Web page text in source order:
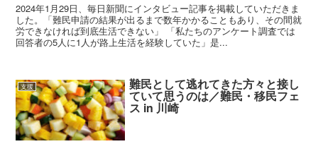
2024年1月29日、毎日新聞にインタビュー記事を掲載していただきま
した。「難民申請の結果が出るまで数年かかることもあり、その間就
労できなければ到底生活できない」 「私たちのアンケート調査では
回答者の5人に1人が路上生活を経験していた」是...
支援 難民として逃れてきた方々と接し
ていて思うのは／難民・移民フェ
ス in 川崎